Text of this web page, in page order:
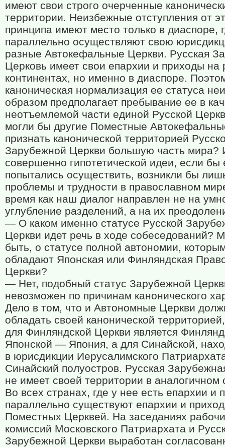
имеют свои строго очерченные
территории. Неизбежные отступления от
принципа имеют место только в диаспоре,
параллельно осуществляют свою
разные Автокефальные Церкви. Русская
Церковь имеет свои епархии и приходы на
континентах, но именно в диаспоре.
каноническая нормализация ее статуса
образом предполагает пребывание ее в
неотъемлемой части единой Русской
могли бы другие Поместные
признать канонической территорией
Зарубежной Церкви большую часть мира?
совершенно гипотетической идеи, если бы
попытались осуществить, возникли бы
проблемы и трудности в православном
время как наш диалог направлен не на
углубление разделений, а на их
— О каком именно статусе Русской
Церкви идет речь в ходе собеседований?
быть, о статусе полной автономии,
обладают Японская или Финляндская
Церкви?
— Нет, подобный статус Зарубежной
невозможен по причинам канонического
Дело в том, что и Автономные Церкви
обладать своей канонической
для Финляндской Церкви является
Японской — Япония, а для Синайской,
в юрисдикции Иерусалимского
Синайский полуостров. Русская
не имеет своей территории в аналогичном
Во всех странах, где у нее есть епархии и
параллельно существуют епархии и
Поместных Церквей. На заседаниях
комиссий Московского Патриархата и
Зарубежной Церкви выработан